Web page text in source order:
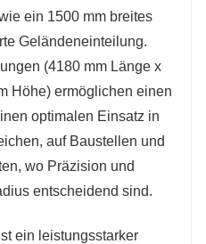
ein 1500 mm breites
Geländeneinteilung.
(4180 mm Länge x
Höhe) ermöglichen einen
optimalen Einsatz in
auf Baustellen und
wo Präzision und
entscheidend sind.
ein leistungsstarker